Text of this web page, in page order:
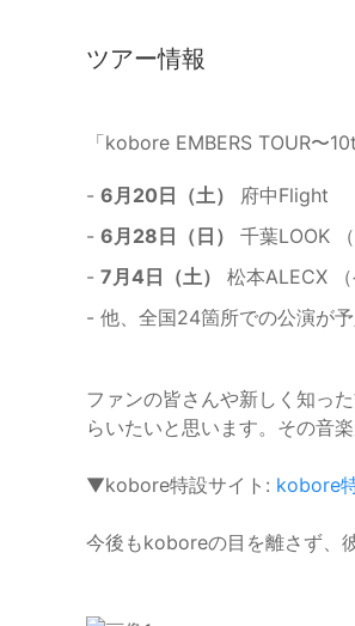
ツアー情報
「kobore EMBERS TOUR〜
- 6月20日（土）
府中Flight
- 6月28日（日）
千葉LOOK
- 7月4日（土）
松本ALECX
- 他、全国24箇所での公演が予
ファンの皆さんや新しく知っ
らいたいと思います。その音
▼kobore特設サイト: kobore
今後もkoboreの目を離さず、